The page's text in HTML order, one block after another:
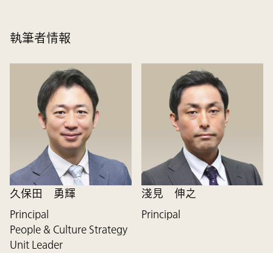
執筆者情報
久保田 勇輝
Principal
People & Culture Strategy
Unit Leader
淺見 伸之
Principal